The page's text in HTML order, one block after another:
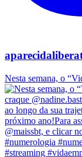
Nesta semana, o